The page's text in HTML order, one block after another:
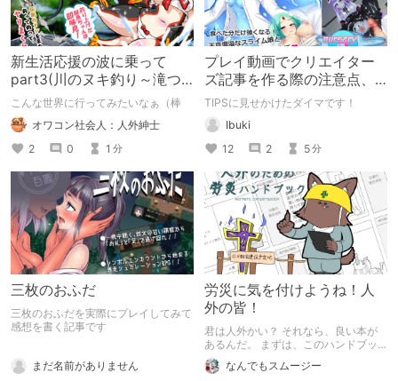
新生活応援の波に乗って
part3(川のヌキ釣り～滝つ
ぼの天女～)
こんな世界に行ってみたいなぁ（棒
オワコン社会人：人外紳士
2
0 1 分
プレイ動画でクリエイター
ズ記事を作る際の注意点、
など
TIPSに見せかけたダイマです！
Ibuki
12
2 5分
三枚のおふだ
三枚のおふだを実際にプレイしてみて
感想を書く記事です
まだ名前がありません
労災に気を付けようね！人
外の皆！
君は人外かい？ それなら、良い本が
あるんだ。 まずは、このハンドブッ
クをあげるから、ちゃんと読んでから
仕事についてね。 ご安全に！
なんでもスムージー